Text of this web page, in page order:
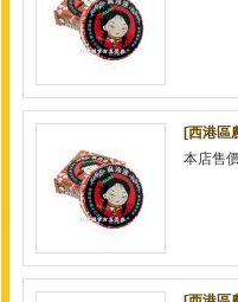
[西港區
本店售